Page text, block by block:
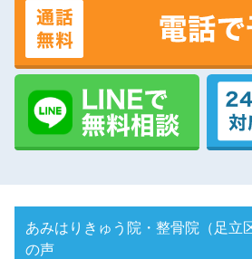
あみはりきゅう院・整骨院（足立
の声